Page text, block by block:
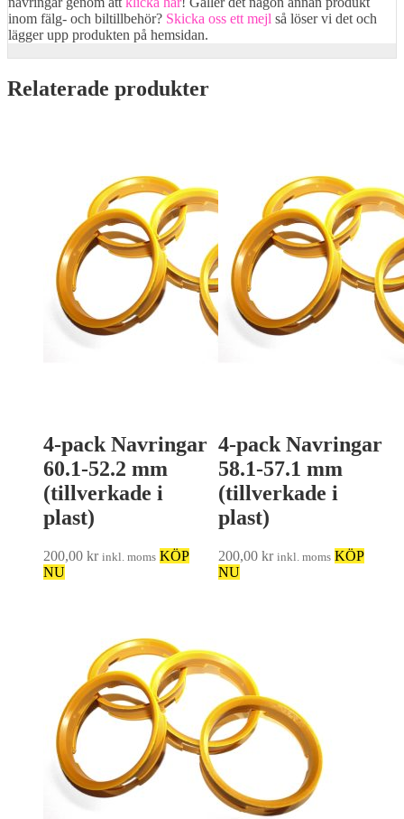
inom fälg- och biltillbehör? Skicka oss ett mejl så löser vi det och
lägger upp produkten på hemsidan.
Relaterade produkter
4-pack Navringar
60.1-52.2 mm
(tillverkade i
plast)
200,00 kr inkl. moms KÖP
NU
4-pack Navringar
58.1-57.1 mm
(tillverkade i
plast)
200,00kr inkl. moms KÖP
NU